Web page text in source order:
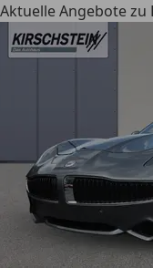
Aktuelle Angebote zu